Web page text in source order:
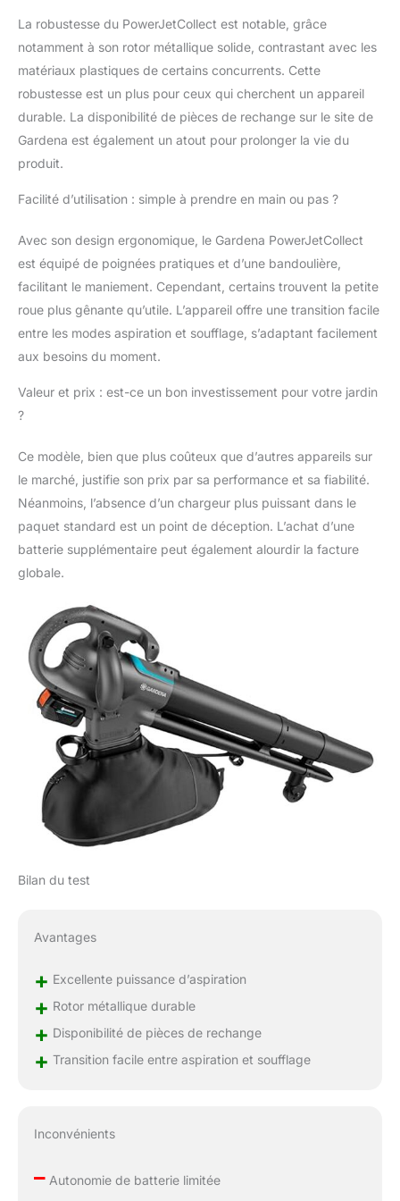
18V/72 ; 1x Chargeur
La robustesse du PowerJetCollect est notable, grâce
notamment à son rotor métallique solide, contrastant avec les
matériaux plastiques de certains concurrents. Cette
robustesse est un plus pour ceux qui cherchent un appareil
durable. La disponibilité de pièces de rechange sur le site de
Gardena est également un atout pour prolonger la vie du
produit.
Facilité d’utilisation : simple à prendre en main ou pas ?
Avec son design ergonomique, le Gardena PowerJetCollect
est équipé de poignées pratiques et d’une bandoulière,
facilitant le maniement. Cependant, certains trouvent la petite
roue plus gênante qu’utile. L’appareil offre une transition facile
entre les modes aspiration et soufflage, s’adaptant facilement
aux besoins du moment.
Valeur et prix : est-ce un bon investissement pour votre jardin
?
Ce modèle, bien que plus coûteux que d’autres appareils sur
le marché, justifie son prix par sa performance et sa fiabilité.
Néanmoins, l’absence d’un chargeur plus puissant dans le
paquet standard est un point de déception. L’achat d’une
batterie supplémentaire peut également alourdir la facture
globale.
Bilan du test
Avantages
+ Excellente puissance d’aspiration
+ Rotor métallique durable
+ Disponibilité de pièces de rechange
+ Transition facile entre aspiration et soufflage
Inconvénients
–Autonomie de batterie limitée